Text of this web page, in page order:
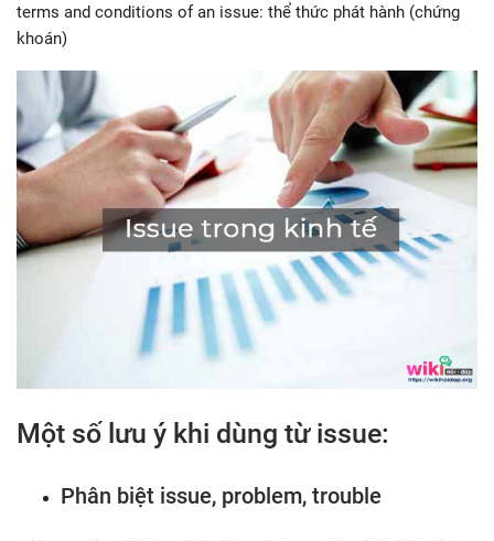
terms and conditions of an issue: thể thức phát hành (chứng
khoán)
Một số lưu ý khi dùng từ issue:
Phân biệt issue, problem, trouble